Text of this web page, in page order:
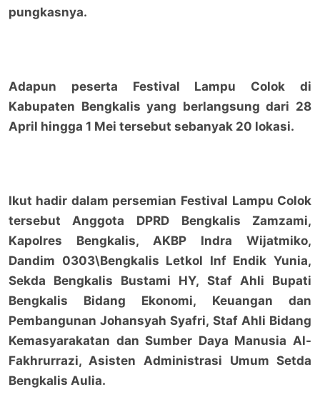
pungkasnya.
Adapun peserta Festival Lampu Colok di
Kabupaten Bengkalis yang berlangsung dari 28
April hingga 1 Mei tersebut sebanyak 20 lokasi.
Ikut hadir dalam persemian Festival Lampu Colok
tersebut Anggota DPRD Bengkalis Zamzami,
Kapolres Bengkalis, AKBP Indra Wijatmiko,
Dandim 0303\Bengkalis Letkol Inf Endik Yunia,
Sekda Bengkalis Bustami HY, Staf Ahli Bupati
Bengkalis Bidang Ekonomi, Keuangan dan
Pembangunan Johansyah Syafri, Staf Ahli Bidang
Kemasyarakatan dan Sumber Daya Manusia Al-
Fakhrurrazi, Asisten Administrasi Umum Setda
Bengkalis Aulia.